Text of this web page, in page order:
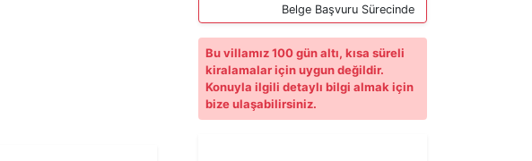
Belge Başvuru Sürecinde
Bu villamız 100 gün altı, kısa süreli
kiralamalar için uygun değildir.
Konuyla ilgili detaylı bilgi almak için
bize ulaşabilirsiniz.